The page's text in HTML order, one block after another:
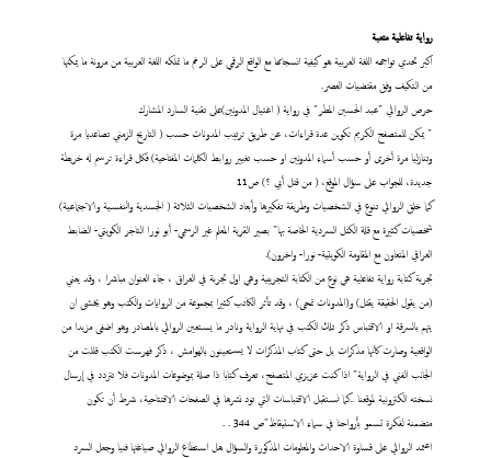
رواية تفاعلية متعبة
اكبر تحدي تواجهه اللغة العربية هو كيفية انسجامها مع الواقع الرقمي على الرغم ما تملكه اللغة العربية من مرونة ما يمكنها
من التكيف وفق مقتضيات العصر.
حرص الروائي "عبد الحسين المطر" في رواية ( اغتيال المدونين)على تقنية السارد المشارك
" يمكن للمتصفح الكريم تكوين عدة قراءات، عن طريق ترتيب المدونات حسب ( التاريخ الزمني تصاعديا مرة
وتنازليا مرة أخرى أو حسب أسماء المدونين او حسب تغيير روابط الكلمات المفتاحية) فكل قراءة ترسم له خريطة
جديدة، للجواب على سؤال الموقع، ( من قتل أبي ؟) ص11
كما خلق الروائي تنوع في الشخصيات وطريقة تفكيرها وأبعاد الشخصيات الثلاثة ( الجسدية والنفسية والاجتماعية)
شخصيات كثيرة مع قلة الكتل السردية الخاصة بها" بصير القرية المعلم غير الرسمي- أبو نورا التاجر الكويتي- الضابط
العراقي المتعاون مع المقاومة الكويتية- نورا- واخرون).
تجربة كتابة رواية تفاعلية هي نوع من الكتابة التجريبية وهي اول تجربة في العراق ، جاء العنوان مباشرا ، وقد يعني
(من يقول الحقيقة يقتل) و(المدونات تمحى) ، وقد تأثر الكاتب كثيرا بمجموعة من الروايات والكتب وهو يخشى ان
يتهم بالسرقة او الاقتباس ذكر تلك الكتب في نهاية الرواية ونادر ما يستعين الروائي بالمصادر وهو اضفى مزيدا من
الواقعية وصارت كأنها مذكرات بل حتى كتاب المذكرات لا يستعينون بالهوامش ، ذكر فهرست الكتب قللت من
الجانب الفني في الرواية" اذا كنت عزيزي المتصفح، تعرف كتابا ذا صلة بموضوعات المدونات فلا تتردد في إرسال
نسخته الكترونية لموقعنا ..كما نستقبل الاقتباسات التي تود نشرها في الصفحات الافتتاحية، شرط أن تكون
متضمنة لفكرة تسمو بأرواحنا في سماء الاستيقاظ"ص 344 . .
اعتمد الروائي على قساوة الاحداث والمعلومات المذكورة والسؤال هل استطاع الروائي صياغتها فنيا وجعل السرد